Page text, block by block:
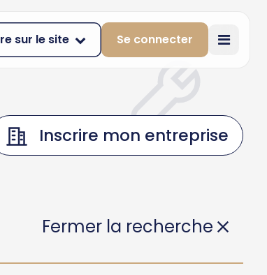
sur le site Se connecter
Inscrire mon entreprise
Fermer la recherche